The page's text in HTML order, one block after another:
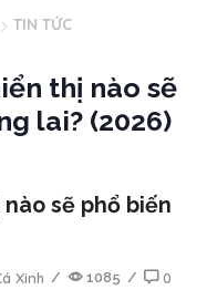
TIN TỨC
thị nào sẽ
lai? (2026)
sẽ phổ biến
Xinh / 1085 / 0